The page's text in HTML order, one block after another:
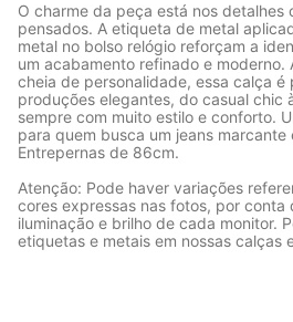
O charme da peça está nos detalhes
pensados. A etiqueta de metal
metal no bolso relógio reforçam a
um acabamento refinado e moderno.
cheia de personalidade, essa calça
produções elegantes, do casual chic
sempre com muito estilo e conforto.
para quem busca um jeans marcante
Entrepernas de 86cm.
Atenção: Pode haver variações
cores expressas nas fotos, por conta
iluminação e brilho de cada monitor.
etiquetas e metais em nossas calças